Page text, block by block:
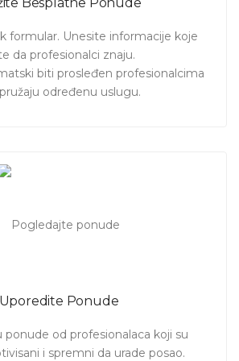
formular. Unesite informacije koje
da profesionalci znaju.
biti prosleđen profesionalcima
određenu uslugu.
Uporedite Ponude
ponude od profesionalaca koji su
i spremni da urade posao.